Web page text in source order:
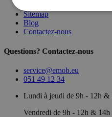
Sitemap
Blog
Contactez-nous
Questions? Contactez-nous
service@emob.eu
051 49 12 34
Lundi à jeudi de 9h - 12h &
Vendredi de 9h - 12h & 14h